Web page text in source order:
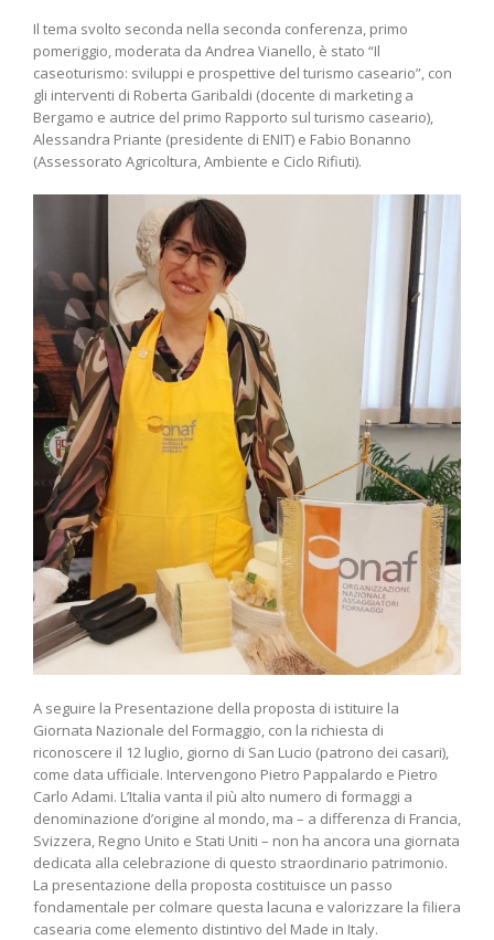
Il tema svolto seconda nella seconda conferenza, primo
pomeriggio, moderata da Andrea Vianello, è stato “Il
caseoturismo: sviluppi e prospettive del turismo caseario”, con
gli interventi di Roberta Garibaldi (docente di marketing a
Bergamo e autrice del primo Rapporto sul turismo caseario),
Alessandra Priante (presidente di ENIT) e Fabio Bonanno
(Assessorato Agricoltura, Ambiente e Ciclo Rifiuti).
A seguire la Presentazione della proposta di istituire la
Giornata Nazionale del Formaggio, con la richiesta di
riconoscere il 12 luglio, giorno di San Lucio (patrono dei casari),
come data ufficiale. Intervengono Pietro Pappalardo e Pietro
Carlo Adami. L’Italia vanta il più alto numero di formaggi a
denominazione d’origine al mondo, ma – a differenza di Francia,
Svizzera, Regno Unito e Stati Uniti – non ha ancora una giornata
dedicata alla celebrazione di questo straordinario patrimonio.
La presentazione della proposta costituisce un passo
fondamentale per colmare questa lacuna e valorizzare la filiera
casearia come elemento distintivo del Made in Italy.